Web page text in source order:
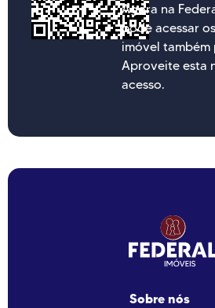
Agora na
pode acessar
imóvel também
Aproveite esta
acesso.
Sobre nós